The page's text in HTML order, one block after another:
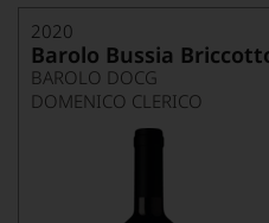
2020
Barolo Bussia
BAROLO DOCG
DOMENICO CLERICO